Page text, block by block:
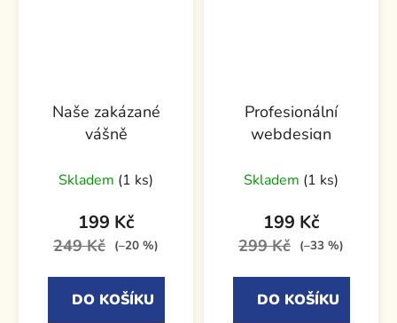
Naše zakázané
vášně
Skladem (1 ks)
199 Kč
249 Kč (–20 %)
DO KOŠÍKU
Profesionální
webdesign
Skladem (1 ks)
199 Kč
299 Kč (–33 %)
DO KOŠÍKU